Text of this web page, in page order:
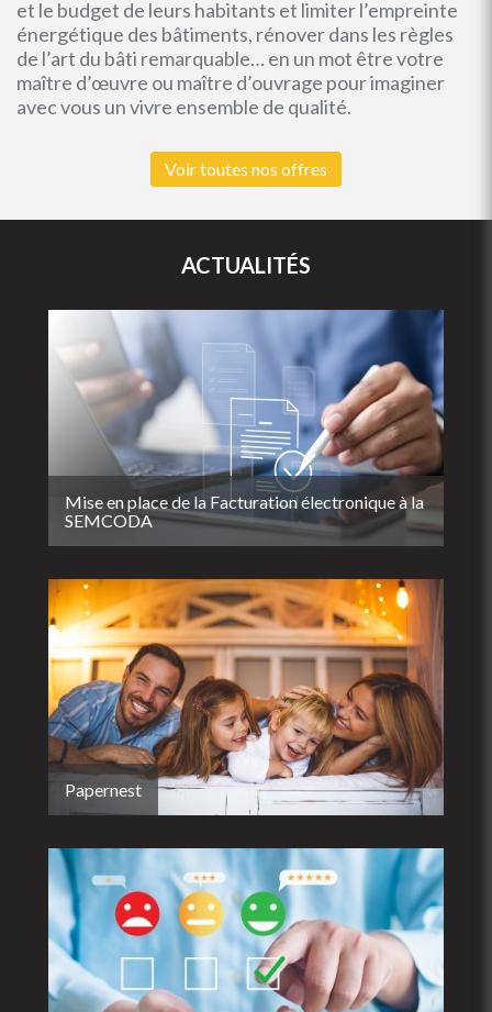
et le budget de leurs habitants et limiter l’empreinte
énergétique des bâtiments, rénover dans les règles
de l’art du bâti remarquable… en un mot être votre
maître d’œuvre ou maître d’ouvrage pour imaginer
avec vous un vivre ensemble de qualité.
Voir toutes nos offres
ACTUALITÉS
Mise en place de la Facturation électronique à la
SEMCODA
Papernest